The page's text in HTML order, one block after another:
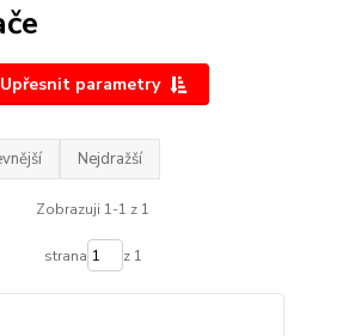
Upřesnit parametry
Nejdražší
Zobrazuji 1-1 z 1
strana z 1